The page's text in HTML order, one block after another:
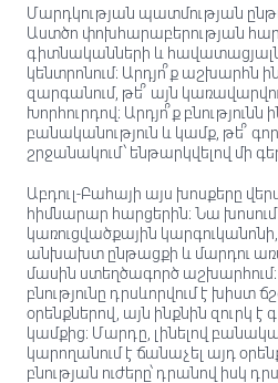
Մարդկության պատմության
Աստծո փոխհարաբերության
գիտնականների և
կենտրոնում։ Արդյո՞ք աշխարհն
զարգանում, թե՞ այն
Խորհուրդով։ Արդյո՞ք բնությունն
բանականություն և կամք, թե՞
շրջանակում՝ ենթարկվելով մի
Աբդուլ-Բահայի այս խոսքերը
հիմնարար հարցերին։ Նա խոսում
կառուցվածքային
անխախտ ընթացքի և մարդու
մասին ստեղծագործ աշխարհում։
բնությունը դրսևորվում է խիստ
օրենքներով, այն ինքնին զուրկ է
կամքից։ Մարդը, լինելով
կարողանում է ճանաչել այդ
բնության ուժերը՝ դրանով իսկ